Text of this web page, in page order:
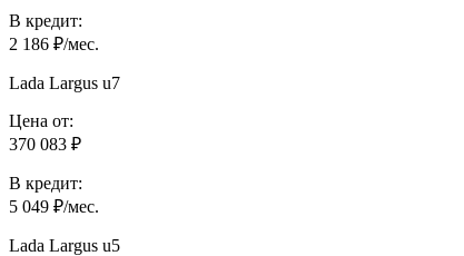
В кредит:
2 186 ₽/мес.
Lada Largus u7
Цена от:
370 083 ₽
В кредит:
5 049 ₽/мес.
Lada Largus u5